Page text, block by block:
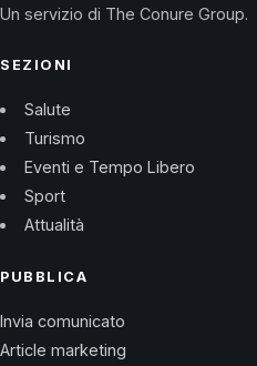
Un servizio di The Conure Group.
SEZIONI
Salute
Turismo
Eventi e Tempo Libero
Sport
Attualità
PUBBLICA
Invia comunicato
Article marketing